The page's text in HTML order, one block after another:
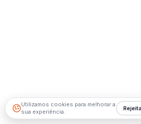
Utilizamos cookies para melhorar a
sua experiência.